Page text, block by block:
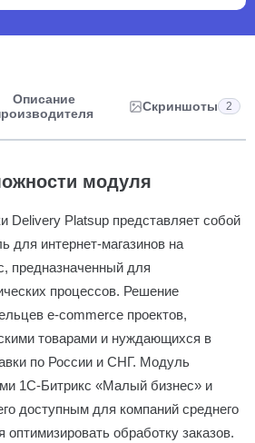
Описание
Скриншоты 2
модуля
Delivery Platsup представляет собой
для интернет-магазинов на
предназначенный для
процессов. Решение
e-commerce проектов,
товарами и нуждающихся в
по России и СНГ. Модуль
1С-Битрикс «Малый бизнес» и
доступным для компаний среднего
обработку заказов.